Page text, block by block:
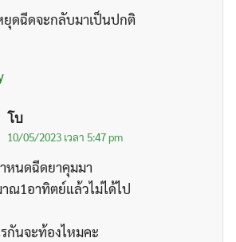
ดฉีดจะกลับมาเป็นปกติ
โบ
10/05/2023 เวลา 5:47 pm
หนดฉีดยาคุมมา
ณ1อาทิตย์แล้วไม่ได้ไป
กันจะท้องไหมคะ